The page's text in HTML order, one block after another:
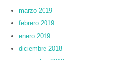
marzo 2019
febrero 2019
enero 2019
diciembre 2018